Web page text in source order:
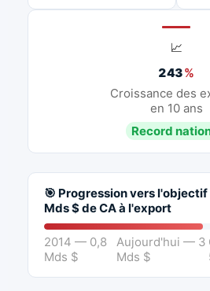
📈
243%
Croissance des
en 10 ans
Record
🎯 Progression vers
Mds $ de CA à l'export
2014 — 0,8
Mds $
Aujourd'hui — 3
Mds $